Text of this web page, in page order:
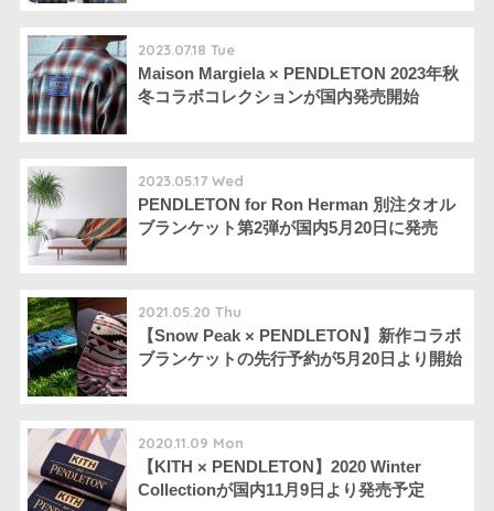
2023.07.18 Tue
Maison Margiela × PENDLETON 2023年秋
冬コラボコレクションが国内発売開始
2023.05.17 Wed
PENDLETON for Ron Herman 別注タオル
ブランケット第2弾が国内5月20日に発売
2021.05.20 Thu
【Snow Peak × PENDLETON】新作コラボ
ブランケットの先行予約が5月20日より開始
2020.11.09 Mon
【KITH × PENDLETON】2020 Winter
Collectionが国内11月9日より発売予定